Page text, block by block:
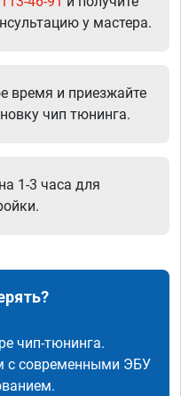
у мастера.
время и приезжайте
чип тюнинга.
1-3 часа для
чип-тюнинга.
с современными ЭБУ